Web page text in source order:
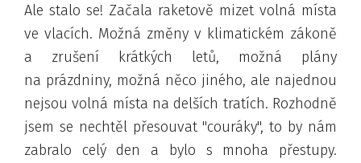
Ale stalo se! Začala raketově mizet volná místa
ve vlacích. Možná změny v klimatickém zákoně
a zrušení krátkých letů, možná plány
na prázdniny, možná něco jiného, ale najednou
nejsou volná místa na delších tratích. Rozhodně
jsem se nechtěl přesouvat "couráky", to by nám
zabralo celý den a bylo s mnoha přestupy.